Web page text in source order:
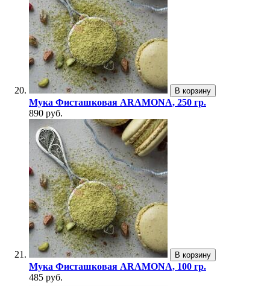
В корзину
Мука Фисташковая ARAMONA, 250 гр.
890 руб.
В корзину
Мука Фисташковая ARAMONA, 100 гр.
485 руб.